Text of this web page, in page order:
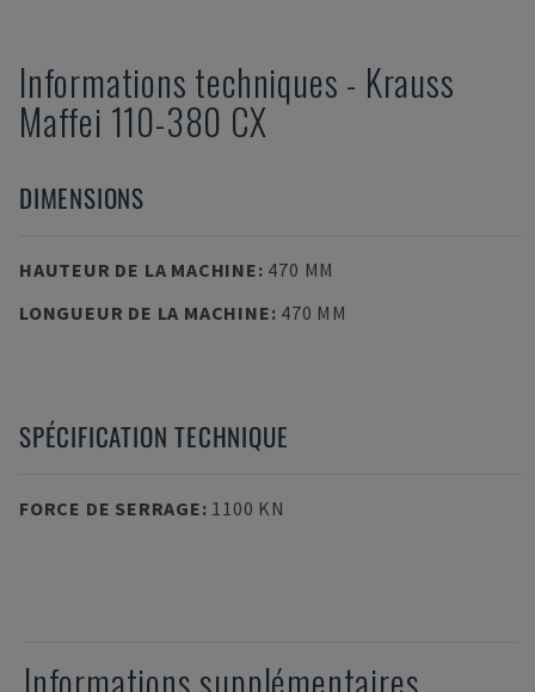
Informations techniques - Krauss
Maffei 110-380 CX
DIMENSIONS
HAUTEUR DE LA MACHINE: 470 MM
LONGUEUR DE LA MACHINE: 470 MM
SPÉCIFICATION TECHNIQUE
FORCE DE SERRAGE: 1100 KN